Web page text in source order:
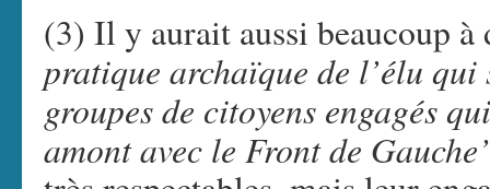
(3) Il y aurait aussi beaucoup à
pratique archaïque de l’élu
groupes de citoyens engagés
amont avec le Front de